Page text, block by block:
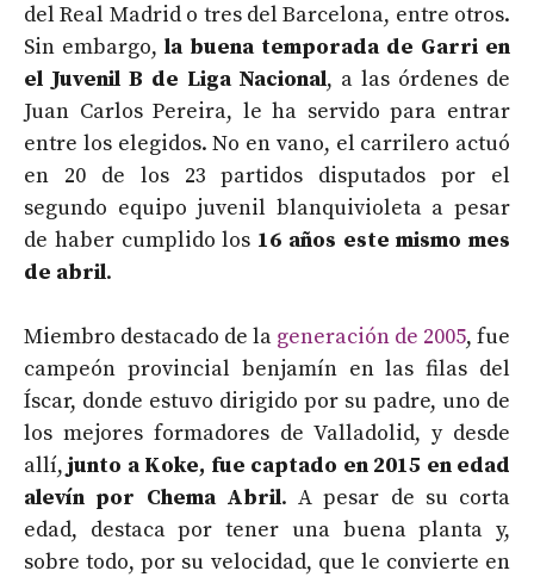
del Real Madrid o tres del Barcelona, entre otros.
Sin embargo, la buena temporada de Garri en
el Juvenil B de Liga Nacional, a las órdenes de
Juan Carlos Pereira, le ha servido para entrar
entre los elegidos. No en vano, el carrilero actuó
en 20 de los 23 partidos disputados por el
segundo equipo juvenil blanquivioleta a pesar
de haber cumplido los 16 años este mismo mes
de abril.
Miembro destacado de la generación de 2005, fue
campeón provincial benjamín en las filas del
Íscar, donde estuvo dirigido por su padre, uno de
los mejores formadores de Valladolid, y desde
allí,junto a Koke, fue captado en 2015 en edad
alevín por Chema Abril. A pesar de su corta
edad, destaca por tener una buena planta y,
sobre todo, por su velocidad, que le convierte en